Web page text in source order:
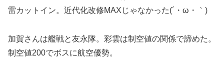
雷カットイン。近代化改修MAXじゃなかった(´・ω・｀)
加賀さんは艦戦と友永隊。彩雲は制空値の関係で諦めた。
制空値200でボスに航空優勢。